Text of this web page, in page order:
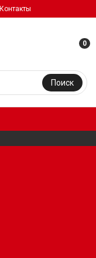
Контакты
Поиск
0